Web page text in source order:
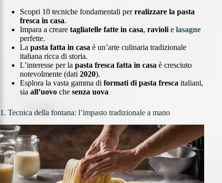
Scopri 10 tecniche fondamentali perrealizzare la pasta
fresca in casa.
Impara a creare tagliatelle fatte in casa, ravioli e lasagne
perfette.
La pasta fatta in casa è un’arte culinaria tradizionale
italiana ricca di storia.
L’interesse per la pasta fresca fatta in casa è cresciuto
notevolmente (dati 2020).
Esplora la vasta gamma di formati di pasta fresca italiani,
sia all’uovo che senza uova
1. Tecnica della fontana: l’impasto tradizionale a mano